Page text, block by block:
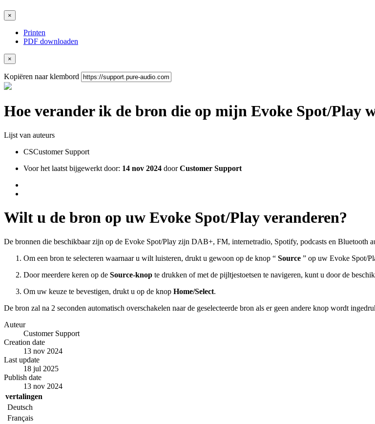
×
Printen
PDF downloaden
×
Kopiëren naar klembord
Hoe verander ik de bron die op mijn Evoke Spot/Play
Lijst van auteurs
CSCustomer Support
Voor het laatst bijgewerkt door: 14 nov 2024 doorCustomer Support
Wilt u de bron op uw Evoke Spot/Play veranderen?
De bronnen die beschikbaar zijn op de Evoke Spot/Play zijn DAB+, FM, internetradio, Spotify, podcasts en Bluetooth
Om een bron te selecteren waarnaar u wilt luisteren, drukt u gewoon op de knop “ Source ” op uw Evoke Spot/
Door meerdere keren op de Source-knop te drukken of met de pijltjestoetsen te navigeren, kunt u door de
Om uw keuze te bevestigen, drukt u op de knop Home/Select.
De bron zal na 2 seconden automatisch overschakelen naar de geselecteerde bron als er geen andere knop wordt
Auteur
Customer Support
Creation date
13 nov 2024
Last update
18 jul 2025
Publish date
13 nov 2024
vertalingen
Deutsch
Français